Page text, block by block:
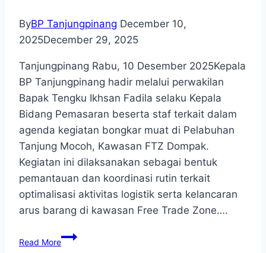
1
Juli
ByBP Tanjungpinang December 10,
2025December 29, 2025
Tanjungpinang Rabu, 10 Desember 2025Kepala
BP Tanjungpinang hadir melalui perwakilan
Bapak Tengku Ikhsan Fadila selaku Kepala
Bidang Pemasaran beserta staf terkait dalam
agenda kegiatan bongkar muat di Pelabuhan
Tanjung Mocoh, Kawasan FTZ Dompak.
Kegiatan ini dilaksanakan sebagai bentuk
pemantauan dan koordinasi rutin terkait
optimalisasi aktivitas logistik serta kelancaran
arus barang di kawasan Free Trade Zone….
Read More
Kegiatan
Bongkar